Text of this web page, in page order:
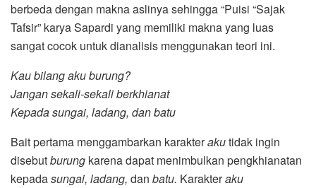
berbeda dengan makna aslinya sehingga “Puisi “Sajak
Tafsir” karya Sapardi yang memiliki makna yang luas
sangat cocok untuk dianalisis menggunakan teori ini.
Kau bilang aku burung?
Jangan sekali-sekali berkhianat
Kepada sungai, ladang, dan batu
Bait pertama menggambarkan karakterakutidak ingin
disebutburung karena dapat menimbulkan pengkhianatan
kepadasungai, ladang, dan batu. Karakteraku